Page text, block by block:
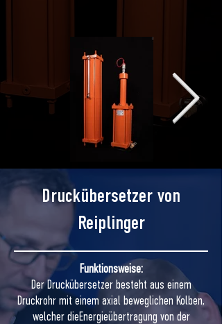
Druckübersetzer von
Reiplinger
Funktionsweise:
Der Druckübersetzer besteht aus einem
Druckrohr mit einem axial beweglichen Kolben,
welcher dieEnergieübertragung von der